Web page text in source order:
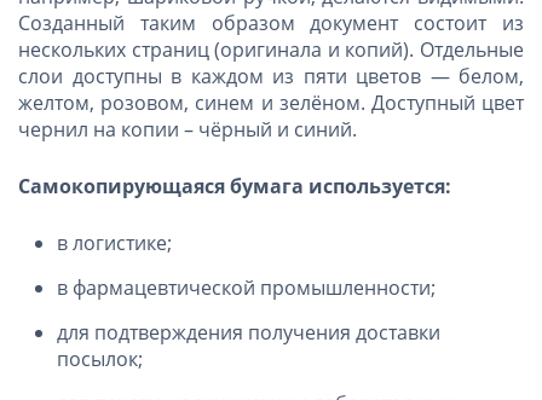
Созданный таким образом документ состоит из
нескольких страниц (оригинала и копий). Отдельные
слои доступны в каждом из пяти цветов — белом,
желтом, розовом, синем и зелёном. Доступный цвет
чернил на копии – чёрный и синий.
Самокопирующаяся бумага используется:
в логистике;
в фармацевтической промышленности;
для подтверждения получения доставки
посылок;